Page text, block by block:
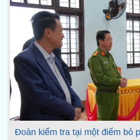
Đoàn kiểm tra tại một điểm bỏ